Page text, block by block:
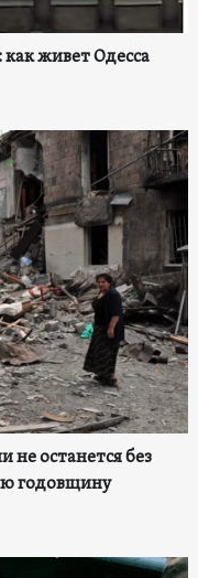
живет Одесса
не останется без
ю годовщину